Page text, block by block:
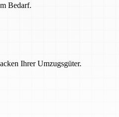
Bedarf.
Ihrer Umzugsgüter.